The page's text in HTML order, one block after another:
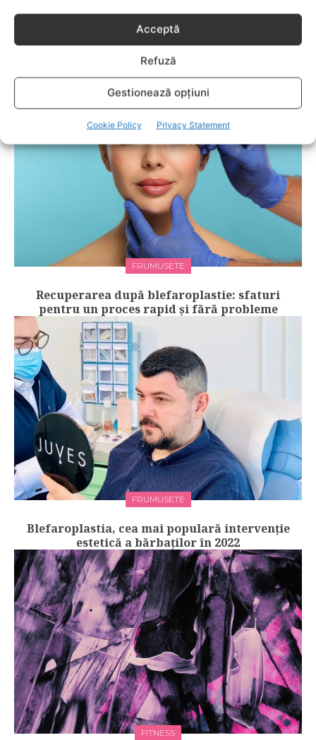
Acceptă
Refuză
Gestionează opțiuni
Cookie Policy Privacy Statement
FRUMUSETE
Recuperarea după blefaroplastie: sfaturi
pentru un proces rapid și fără probleme
FRUMUSETE
Blefaroplastia, cea mai populară intervenție
estetică a bărbaților în 2022
FITNESS